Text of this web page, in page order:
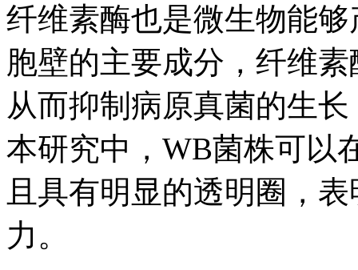
纤维素酶也是微生物能
胞壁的主要成分，纤维
从而抑制病原真菌的生
本研究中，WB菌株可以
且具有明显的透明圈，
力。